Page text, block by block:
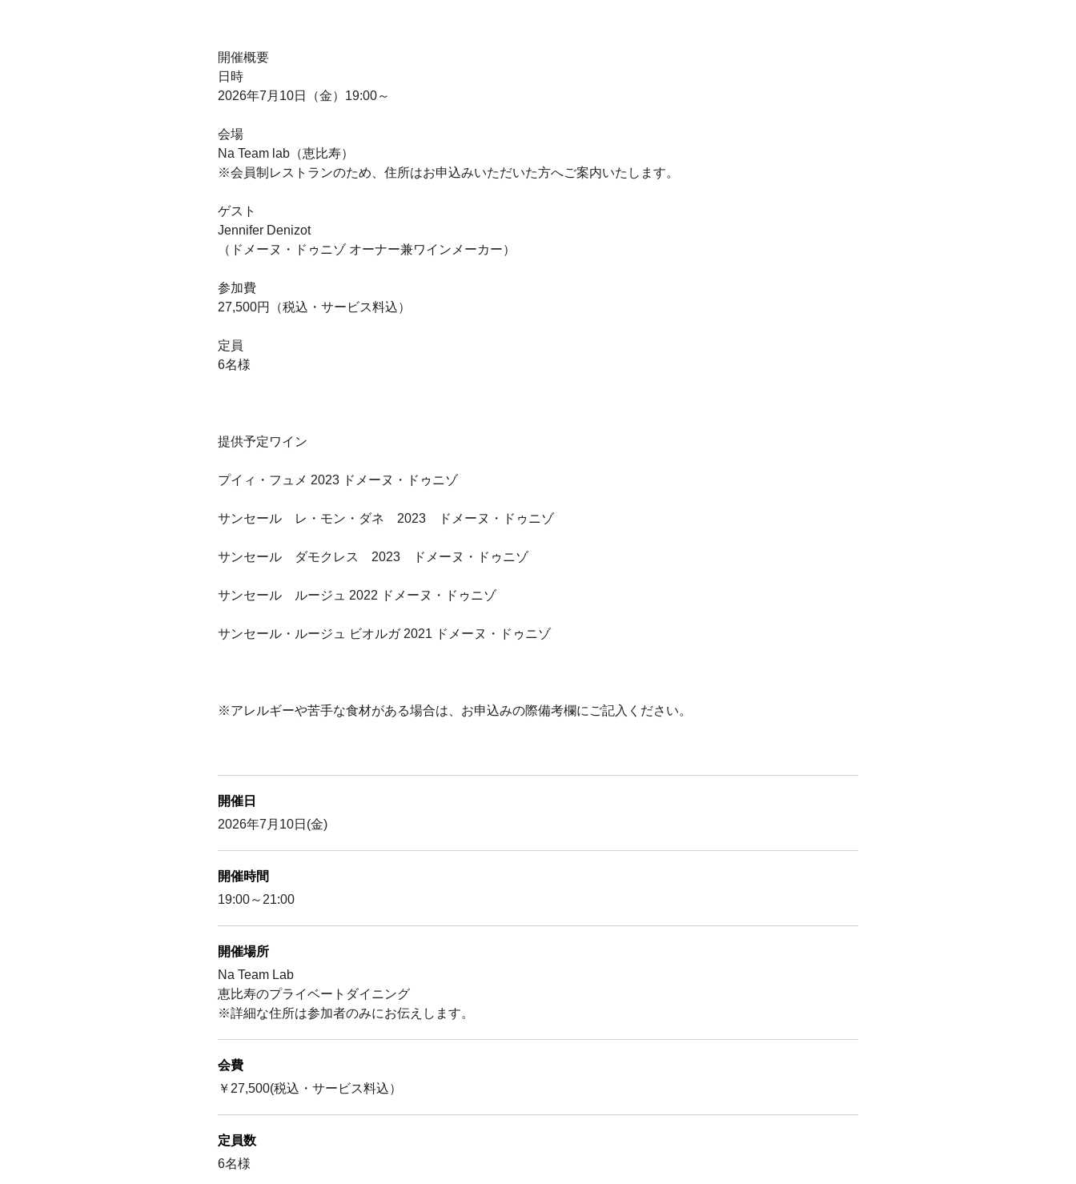
開催概要
日時
2026年7月10日（金）19:00～
会場
Na Team lab（恵比寿）
※会員制レストランのため、住所はお申込みいただいた方へご案内いたします。
ゲスト
Jennifer Denizot
（ドメーヌ・ドゥニゾ オーナー兼ワインメーカー）
参加費
27,500円（税込・サービス料込）
定員
6名様
提供予定ワイン
プイィ・フュメ 2023 ドメーヌ・ドゥニゾ
サンセール レ・モン・ダネ 2023 ドメーヌ・ドゥニゾ
サンセール ダモクレス 2023 ドメーヌ・ドゥニゾ
サンセール ルージュ 2022 ドメーヌ・ドゥニゾ
サンセール・ルージュ ビオルガ 2021 ドメーヌ・ドゥニゾ
※アレルギーや苦手な食材がある場合は、お申込みの際備考欄にご記入ください。
開催日
2026年7月10日(金)
開催時間
19:00～21:00
開催場所
Na Team Lab
恵比寿のプライベートダイニング
※詳細な住所は参加者のみにお伝えします。
会費
￥27,500(税込・サービス料込）
定員数
6名様